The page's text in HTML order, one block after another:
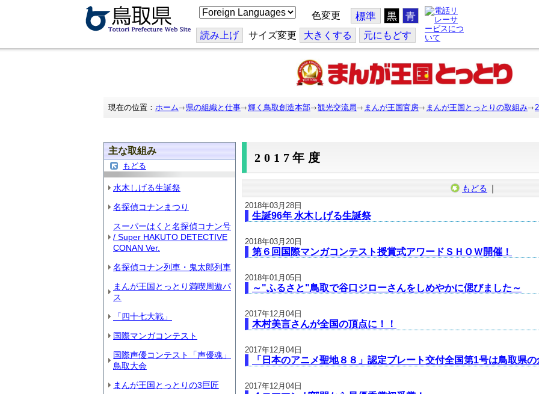
こ
の
ジ
を
色変更 標準 黒 青
読み上げ サイズ変更 大きくする 元にもどす
現在の位置： ホーム 県の組織と仕事 輝く鳥取創造本部 観光交流局 まんが王国官房 まんが王国とっとりの取組み
主な取組み
もどる
水木しげる生誕祭
名探偵コナンまつり
スーパーはくと名探偵コナン号
/ Super HAKUTO DETECTIVE
CONAN Ver.
名探偵コナン列車・鬼太郎列車
まんが王国とっとり満喫周遊パ
ス
「四十七大戦」
国際マンガコンテスト
国際声優コンテスト「声優魂」
鳥取大会
まんが王国とっとりの3巨匠
2017年度
もどる ｜
2018年03月28日
生誕96年 水木しげる生誕祭
2018年03月20日
第６回国際マンガコンテスト授賞式アワードＳＨＯＷ開催！
2018年01月05日
～"ふるさと"鳥取で谷口ジローさんをしめやかに偲びました～
2017年12月04日
木村美言さんが全国の頂点に！！
2017年12月04日
「日本のアニメ聖地８８」認定プレート交付全国第1号は鳥取県の
2017年12月04日